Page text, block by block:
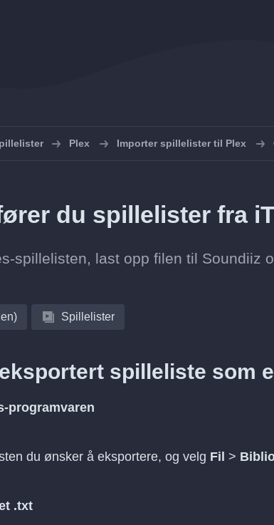
Plex Importer spillelister til Plex
du spillelister fra
spillelisten, last opp filen til Soundiiz
Spillelister
spilleliste som
programvaren
du ønsker å eksportere, og velg Fil >
.txt